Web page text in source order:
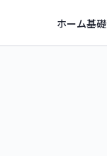
ホーム基